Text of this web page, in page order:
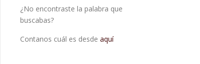
¿No encontraste la palabra que
buscabas?
Contanos cuál es desde aquí